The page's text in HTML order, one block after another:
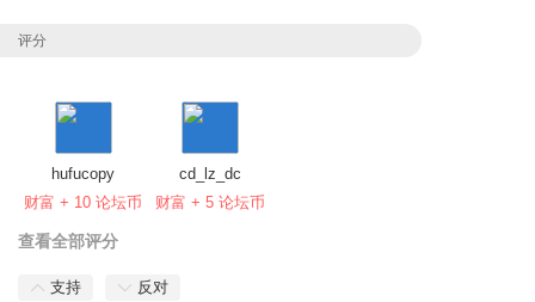
评分
hufucopy
财富 + 10 论坛币
cd_lz_dc
财富 + 5 论坛币
查看全部评分
支持 反对